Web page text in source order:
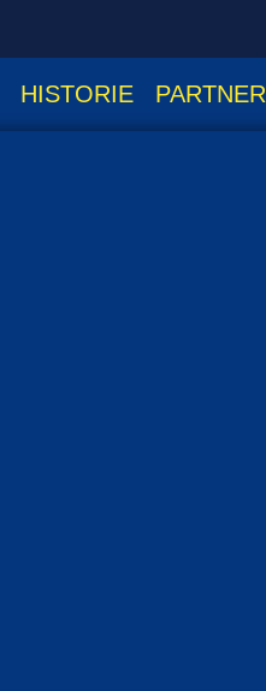
HISTORIE PARTNER